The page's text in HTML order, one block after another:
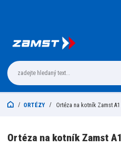
ORTÉZY Ortéza na kotník Zamst A1
Ortéza na kotník Zamst A1